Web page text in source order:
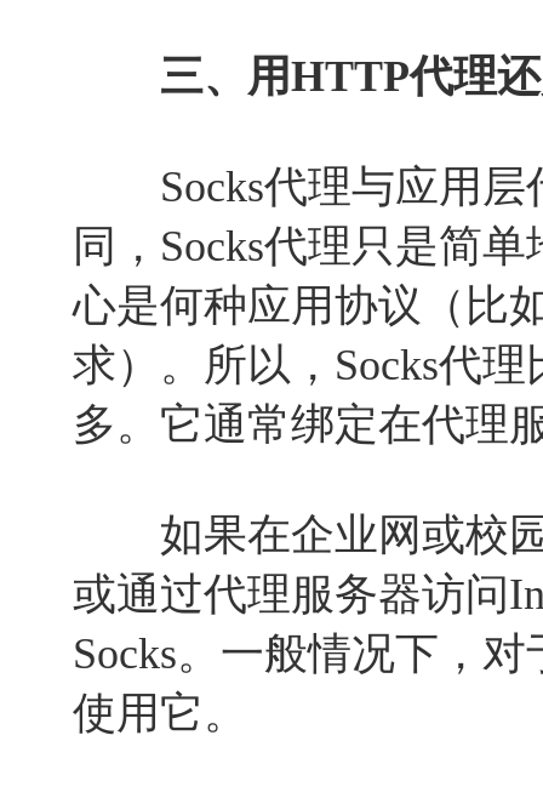
三、用HTTP代理还
Socks代理与应用层
同，Socks代理只是简
心是何种应用协议（比
求）。所以，Socks代
多。它通常绑定在代理
如果在企业网或校园
或通过代理服务器访问
Socks。一般情况下，
使用它。